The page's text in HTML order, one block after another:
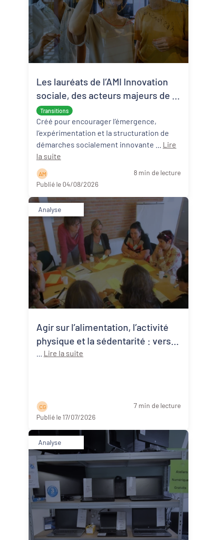
Transitions
Les lauréats de l’AMI Innovation
sociale, des acteurs majeurs de la
transition écologique et sociale
Créé pour encourager l’émergence,
l’expérimentation et la structuration de
Lire
la suite
A M
8 min de lecture
Publié le 04/08/2026
Analyse
Agir sur l’alimentation, l’activité
physique et la sédentarité : vers
une approche systémique de la
Lire la suite
C G
7 min de lecture
Publié le 17/07/2026
Analyse